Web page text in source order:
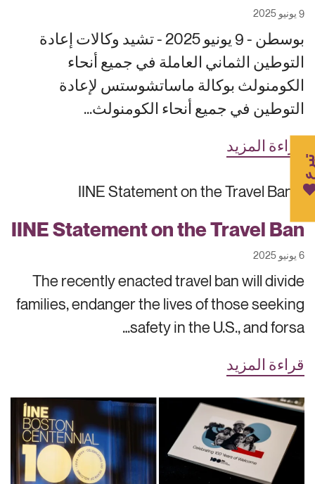
9 يونيو 2025
بوسطن - 9 يونيو 2025 - تشيد وكالات إعادة
التوطين الثماني العاملة في جميع أنحاء
الكومنولث بوكالة ماساتشوستس لإعادة
التوطين في جميع أنحاء الكومنولث...
قراءة المزيد
IINE Statement on the Travel Ban
6 يونيو 2025
The recently enacted travel ban will divide
families, endanger the lives of those seeking
safety in the U.S., and forsa…
قراءة المزيد